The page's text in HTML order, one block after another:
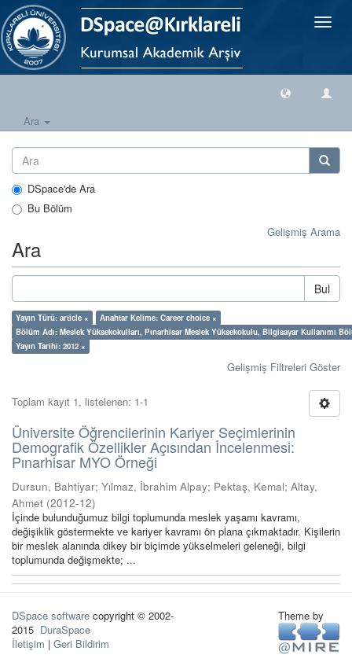
Geçiş
Ara
DSpace'de Ara
Bu Bölüm
Gelişmiş Arama
Ara
Bul
Yayın Türü: article ×
Anahtar Kelime: Career choice ×
Bölüm Adı: Meslek Yüksekokulları, Pınarhisar Meslek Yüksekokulu, Bilgisayar Kullanımı
Yayın Tarihi: 2012 ×
Gelişmiş Filtreleri Göster
Toplam kayıt 1, listelenen: 1-1
Üniversite Öğrencilerinin Kariyer Seçimlerinin
Demografik Özellikler Açısından İncelenmesi:
Pınarhisar MYO Örneği
Dursun, Bahtiyar; Yılmaz, İbrahim Alpay; Pektaş, Kemal; Altay,
Ahmet (2012-12)
İçinde bulunduğumuz bilgi toplumunda meslek yaşamı kavramı,
değişiklik göstermekte ve kariyer kavramı ön plana çıkmaktadır. Kişilerin
bir meslek alanında dikey bir biçimde yükselmeleri geleneği, bilgi
toplumunda değişmekte; ...
DSpace software copyright © 2002-
2015 DuraSpace
İletişim | Geri Bildirim
Theme by